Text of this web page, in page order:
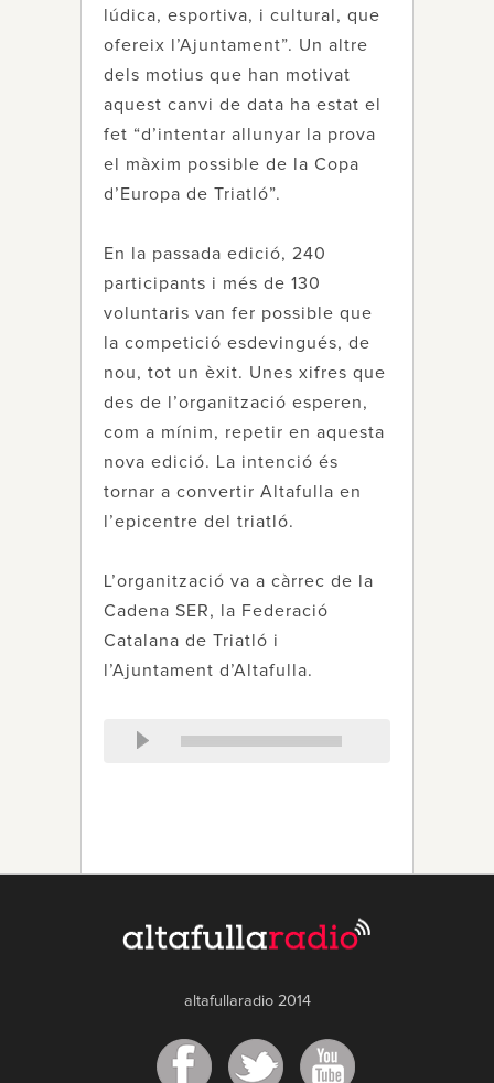
lúdica, esportiva, i cultural, que
ofereix l’Ajuntament”. Un altre
dels motius que han motivat
aquest canvi de data ha estat el
fet “d’intentar allunyar la prova
el màxim possible de la Copa
d’Europa de Triatló”.
En la passada edició, 240
participants i més de 130
voluntaris van fer possible que
la competició esdevingués, de
nou, tot un èxit. Unes xifres que
des de l’organització esperen,
com a mínim, repetir en aquesta
nova edició. La intenció és
tornar a convertir Altafulla en
l’epicentre del triatló.
L’organització va a càrrec de la
Cadena SER, la Federació
Catalana de Triatló i
l’Ajuntament d’Altafulla.
altafullaradio 2014